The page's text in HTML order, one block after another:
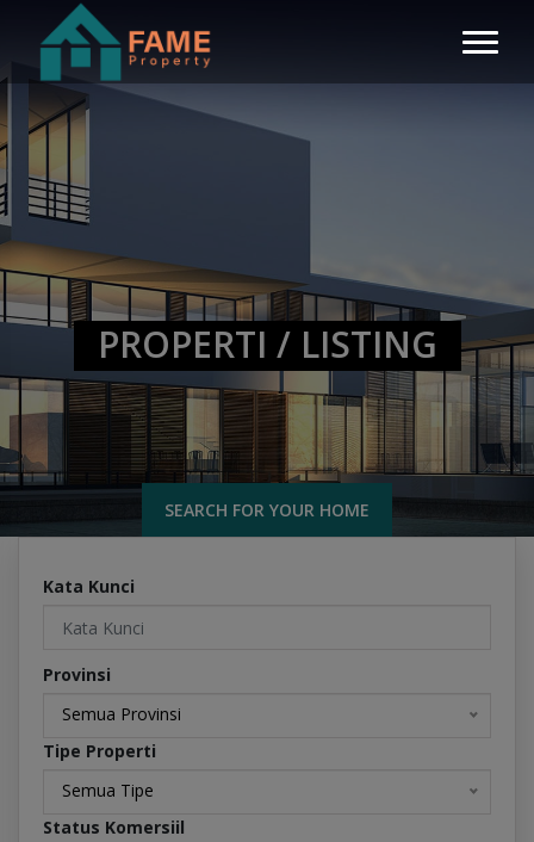
PROPERTI / LISTING
SEARCH FOR YOUR HOME
Kata Kunci
Provinsi
Semua Provinsi
Tipe Properti
Semua Tipe
Status Komersiil